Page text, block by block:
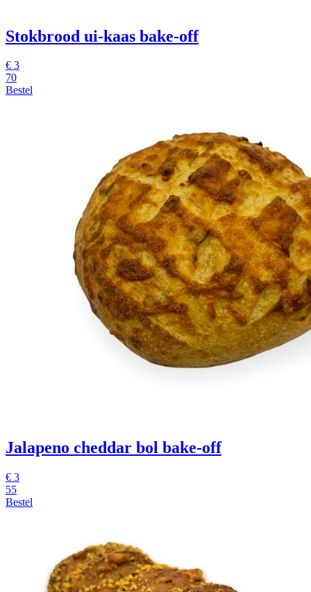
Stokbrood ui-kaas bake-off
€ 3
70
Bestel
Jalapeno cheddar bol bake-off
€ 3
55
Bestel